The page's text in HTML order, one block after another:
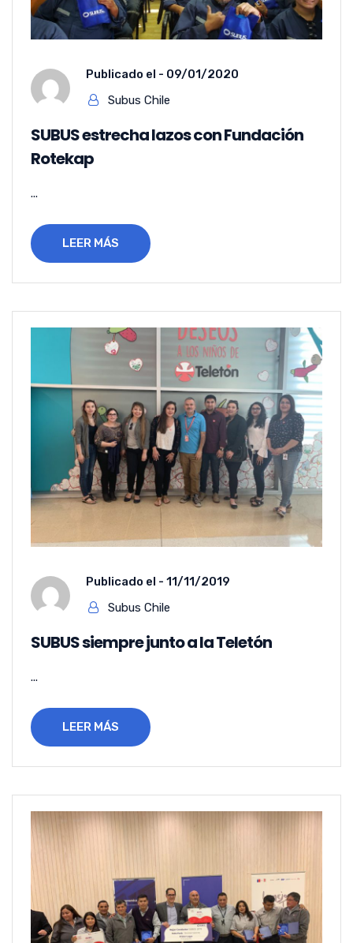
Publicado el - 09/01/2020
Subus Chile
SUBUS estrecha lazos con Fundación
Rotekap
...
LEER MÁS
Publicado el - 11/11/2019
Subus Chile
SUBUS siempre junto a la Teletón
...
LEER MÁS